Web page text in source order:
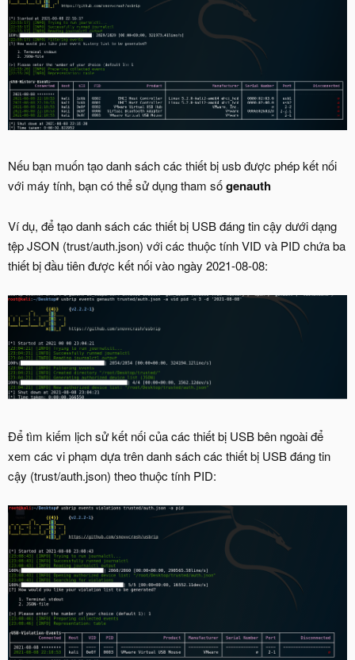
Nếu bạn muốn tạo danh sách các thiết bị usb được phép kết nối
với máy tính, bạn có thể sử dụng tham sốgenauth
Ví dụ, để tạo danh sách các thiết bị USB đáng tin cậy dưới dạng
tệp JSON (trust/auth.json) với các thuộc tính VID và PID chứa ba
thiết bị đầu tiên được kết nối vào ngày 2021-08-08:
Để tìm kiếm lịch sử kết nối của các thiết bị USB bên ngoài để
xem các vi phạm dựa trên danh sách các thiết bị USB đáng tin
cậy (trust/auth.json) theo thuộc tính PID: